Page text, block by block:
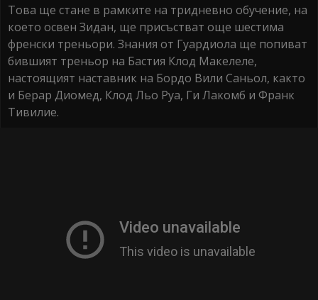
Това ще стане в рамките на тридневно обучение, на
което освен Зидан, ще присъстват още шестима
френски треньори. Знания от Гуардиола ще попиват
бившият треньор на Бастия Клод Макелеле,
настоящият наставник на Бордо Вили Саньол, както
и Берар Диомед, Клод Льо Руа, Ги Лакомб и Франк
Тивилие.